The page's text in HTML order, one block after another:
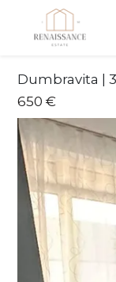
Dumbravita |
650 €